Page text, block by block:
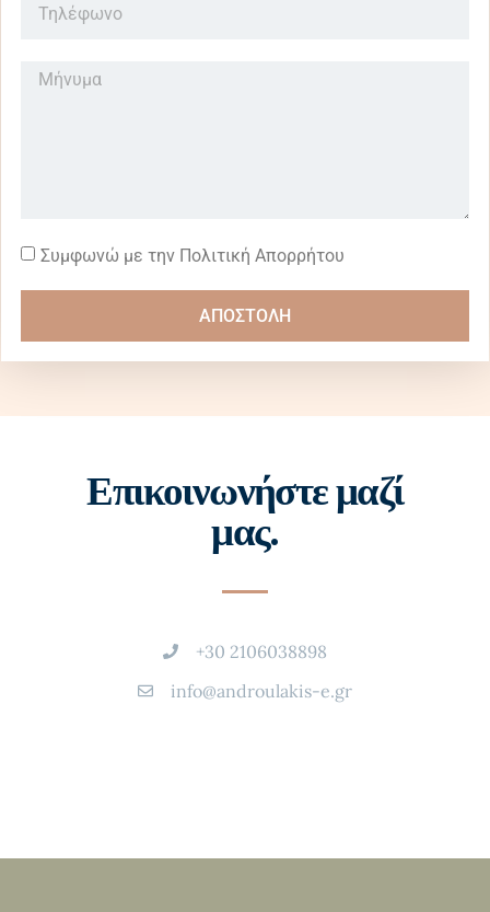
Συμφωνώ με την Πολιτική Απορρήτου
ΑΠΟΣΤΟΛΗ
Επικοινωνήστε μαζί
μας.
+30 2106038898
info@androulakis-e.gr